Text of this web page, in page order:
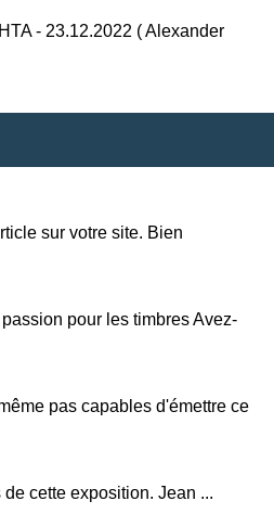
- 23.12.2022 ( Alexander
sur votre site. Bien
pour les timbres Avez-
pas capables d'émettre ce
cette exposition. Jean ...